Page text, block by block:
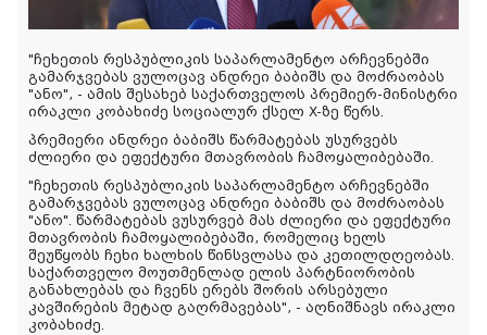
"ჩეხეთის რესპუბლიკის საპარლამენტო არჩევნებში
გამარჯვებას ვულოცავ ანდრეი ბაბიშს და მოძრაობას
"ანო", - ამის შესახებ საქართველოს პრემიერ-მინისტრი
ირაკლი კობახიძე სოციალურ ქსელ X-ზე წერს.
პრემიერი ანდრეი ბაბიშს წარმატებას უსურვებს
ძლიერი და ეფექტური მთავრობის ჩამოყალიბებაში.
"ჩეხეთის რესპუბლიკის საპარლამენტო არჩევნებში
გამარჯვებას ვულოცავ ანდრეი ბაბიშს და მოძრაობას
"ანო". წარმატებას ვუსურვებ მას ძლიერი და ეფექტური
მთავრობის ჩამოყალიბებაში, რომელიც ხელს
შეუწყობს ჩეხი ხალხის წინსვლასა და კეთილდღეობას.
საქართველო მოუთმენლად ელის პარტნიორობის
განახლებას და ჩვენს ერებს შორის არსებული
კავშირების მეტად გაღრმავებას", - აღნიშნავს ირაკლი
კობახიძე.